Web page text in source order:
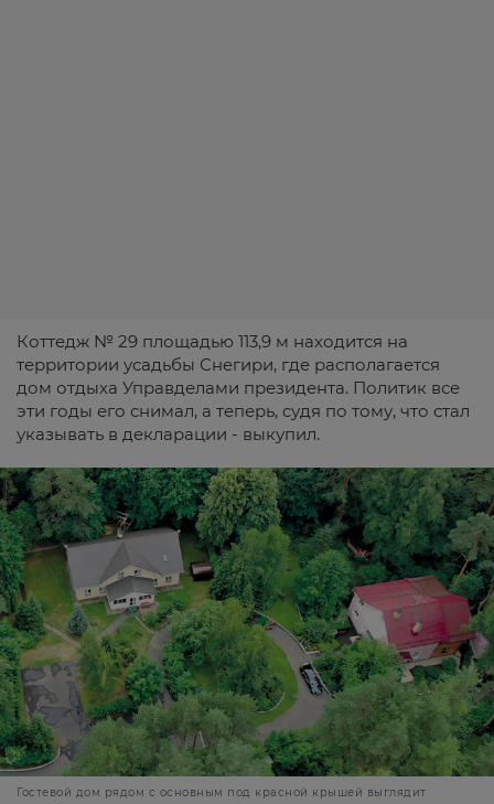
Коттедж № 29 площадью 113,9 м находится на
территории усадьбы Снегири, где располагается
дом отдыха Управделами президента. Политик все
эти годы его снимал, а теперь, судя по тому, что стал
указывать в декларации - выкупил.
Гостевой дом рядом с основным под красной крышей выглядит